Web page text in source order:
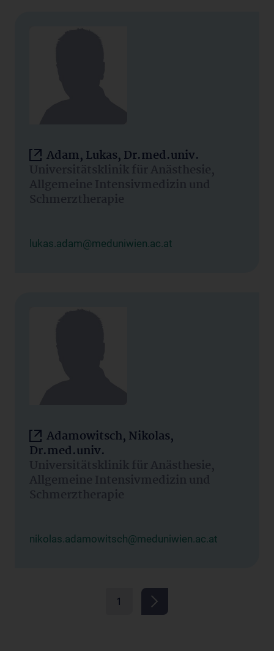
Adam, Lukas, Dr.med.univ.
Universitätsklinik für Anästhesie,
Allgemeine Intensivmedizin und
Schmerztherapie
lukas.adam@meduniwien.ac.at
Adamowitsch, Nikolas,
Dr.med.univ.
Universitätsklinik für Anästhesie,
Allgemeine Intensivmedizin und
Schmerztherapie
nikolas.adamowitsch@meduniwien.ac.at
1